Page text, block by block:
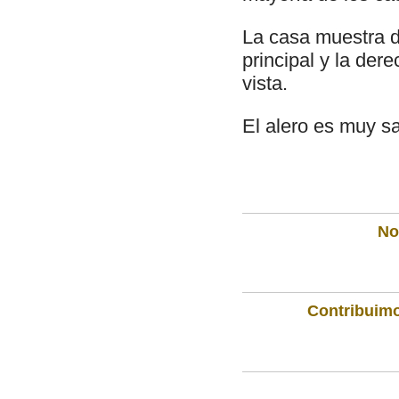
La casa muestra
principal y la
vista.
El alero es muy